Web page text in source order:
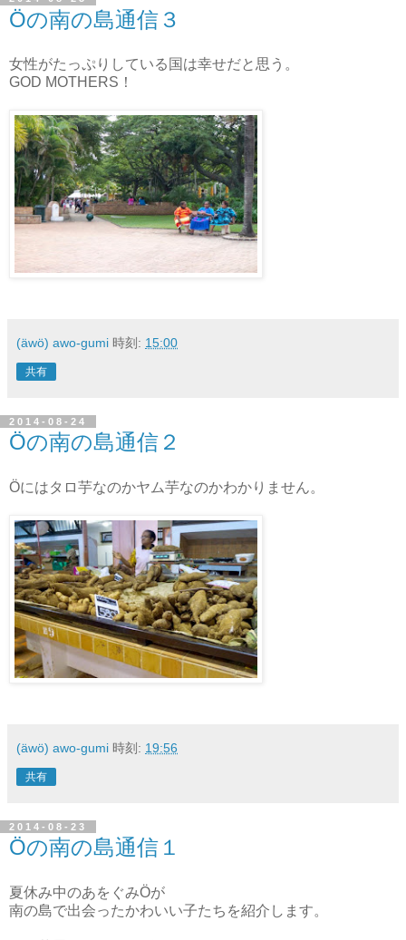
Öの南の島通信３
女性がたっぷりしている国は幸せだと思う。
GOD MOTHERS！
(äwö) awo-gumi 時刻: 15:00
共有
2014-08-24
Öの南の島通信２
Öにはタロ芋なのかヤム芋なのかわかりません。
(äwö) awo-gumi 時刻: 19:56
共有
2014-08-23
Öの南の島通信１
夏休み中のあをぐみÖが
南の島で出会ったかわいい子たちを紹介します。